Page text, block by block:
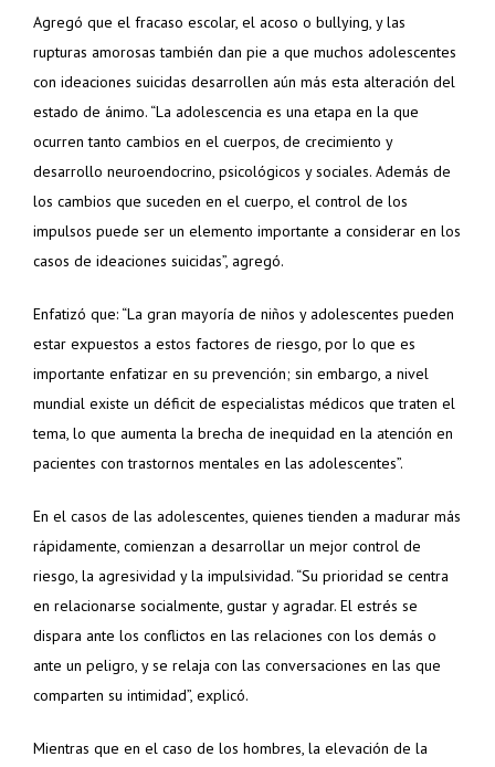
Agregó que el fracaso escolar, el acoso o bullying, y las
rupturas amorosas también dan pie a que muchos adolescentes
con ideaciones suicidas desarrollen aún más esta alteración del
estado de ánimo. “La adolescencia es una etapa en la que
ocurren tanto cambios en el cuerpos, de crecimiento y
desarrollo neuroendocrino, psicológicos y sociales. Además de
los cambios que suceden en el cuerpo, el control de los
impulsos puede ser un elemento importante a considerar en los
casos de ideaciones suicidas”, agregó.
Enfatizó que: “La gran mayoría de niños y adolescentes pueden
estar expuestos a estos factores de riesgo, por lo que es
importante enfatizar en su prevención; sin embargo, a nivel
mundial existe un déficit de especialistas médicos que traten el
tema, lo que aumenta la brecha de inequidad en la atención en
pacientes con trastornos mentales en las adolescentes”.
En el casos de las adolescentes, quienes tienden a madurar más
rápidamente, comienzan a desarrollar un mejor control de
riesgo, la agresividad y la impulsividad. “Su prioridad se centra
en relacionarse socialmente, gustar y agradar. El estrés se
dispara ante los conflictos en las relaciones con los demás o
ante un peligro, y se relaja con las conversaciones en las que
comparten su intimidad”, explicó.
Mientras que en el caso de los hombres, la elevación de la